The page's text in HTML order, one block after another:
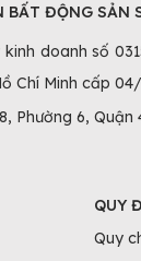
BẤT ĐỘNG SẢN
doanh số
Chí Minh cấp
Phường 6, Quận
QUY
Quy